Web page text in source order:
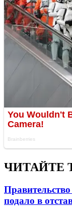
ЧИТАЙТЕ
подало в